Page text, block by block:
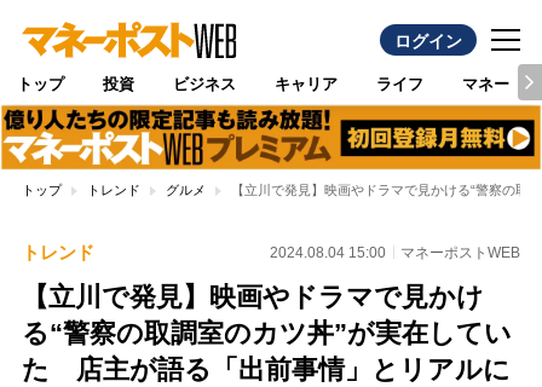
ログイン
トップ 投資 ビジネス キャリア ライフ マネー
トップ トレンド グルメ 【立川で発見】映画やドラマで見かける“警察の
トレンド 2024.08.04 15:00 マネーポストWEB
【立川で発見】映画やドラマで見かけ
る“警察の取調室のカツ丼”が実在してい
た 店主が語る「出前事情」とリアルに